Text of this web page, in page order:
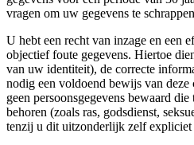
vragen om uw gegevens te
U hebt een recht van inzage en een
objectief foute gegevens. Hiertoe
van uw identiteit), de correcte
nodig een voldoend bewijs van
geen persoonsgegevens bewaard
behoren (zoals ras, godsdienst,
tenzij u dit uitzonderlijk zelf expliciet